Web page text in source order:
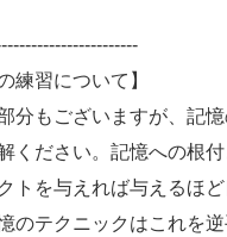
練習について】
分もございますが、記
ください。記憶への根
トを与えれば与えるほ
のテクニックはこれを